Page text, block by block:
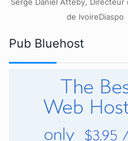
Serge Daniel Atteby, Directeur
de IvoireDiaspo
Pub Bluehost